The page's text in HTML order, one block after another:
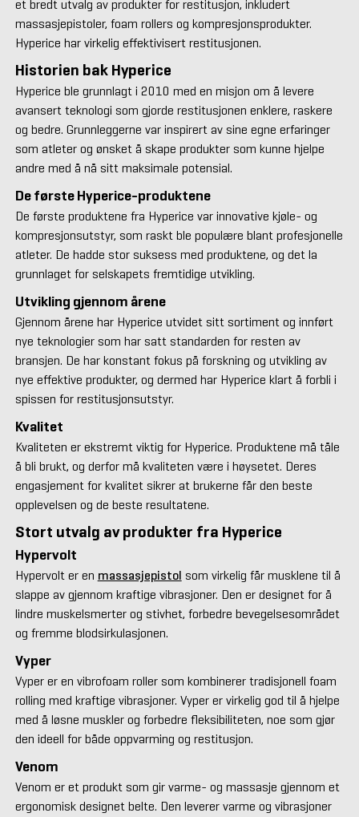
et bredt utvalg av produkter for restitusjon, inkludert
massasjepistoler, foam rollers og kompresjonsprodukter.
Hyperice har virkelig effektivisert restitusjonen.
Historien bak Hyperice
Hyperice ble grunnlagt i 2010 med en misjon om å levere
avansert teknologi som gjorde restitusjonen enklere, raskere
og bedre. Grunnleggerne var inspirert av sine egne erfaringer
som atleter og ønsket å skape produkter som kunne hjelpe
andre med å nå sitt maksimale potensial.
De første Hyperice-produktene
De første produktene fra Hyperice var innovative kjøle- og
kompresjonsutstyr, som raskt ble populære blant profesjonelle
atleter. De hadde stor suksess med produktene, og det la
grunnlaget for selskapets fremtidige utvikling.
Utvikling gjennom årene
Gjennom årene har Hyperice utvidet sitt sortiment og innført
nye teknologier som har satt standarden for resten av
bransjen. De har konstant fokus på forskning og utvikling av
nye effektive produkter, og dermed har Hyperice klart å forbli i
spissen for restitusjonsutstyr.
Kvalitet
Kvaliteten er ekstremt viktig for Hyperice. Produktene må tåle
å bli brukt, og derfor må kvaliteten være i høysetet. Deres
engasjement for kvalitet sikrer at brukerne får den beste
opplevelsen og de beste resultatene.
Stort utvalg av produkter fra Hyperice
Hypervolt
Hypervolt er en massasjepistol som virkelig får musklene til å
slappe av gjennom kraftige vibrasjoner. Den er designet for å
lindre muskelsmerter og stivhet, forbedre bevegelsesområdet
og fremme blodsirkulasjonen.
Vyper
Vyper er en vibrofoam roller som kombinerer tradisjonell foam
rolling med kraftige vibrasjoner. Vyper er virkelig god til å hjelpe
med å løsne muskler og forbedre fleksibiliteten, noe som gjør
den ideell for både oppvarming og restitusjon.
Venom
Venom er et produkt som gir varme- og massasje gjennom et
ergonomisk designet belte. Den leverer varme og vibrasjoner